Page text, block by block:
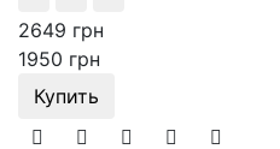
2649 грн
1950 грн
Купить